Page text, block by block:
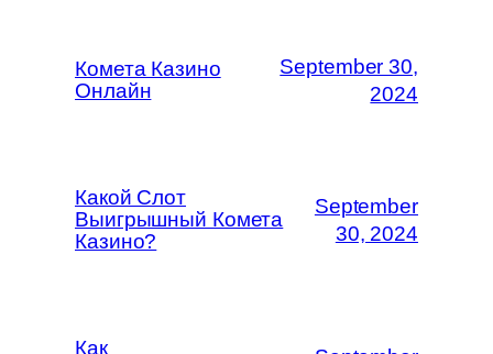
Комета Казино
Онлайн
September 30,
2024
Какой Слот
Выигрышный Комета
Казино?
September
30, 2024
Как